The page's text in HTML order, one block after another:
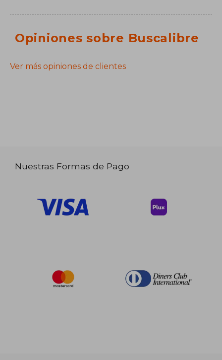
Opiniones sobre Buscalibre
Ver más opiniones de clientes
Nuestras Formas de Pago